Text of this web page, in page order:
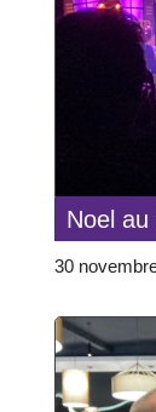
Noel
30